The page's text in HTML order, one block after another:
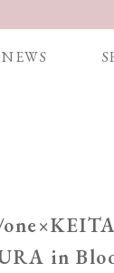
ント
しまして
NEWS
in